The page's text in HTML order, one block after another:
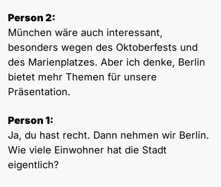
Person 2:
München wäre auch interessant,
besonders wegen des Oktoberfests und
des Marienplatzes. Aber ich denke, Berlin
bietet mehr Themen für unsere
Präsentation.
Person 1:
Ja, du hast recht. Dann nehmen wir Berlin.
Wie viele Einwohner hat die Stadt
eigentlich?